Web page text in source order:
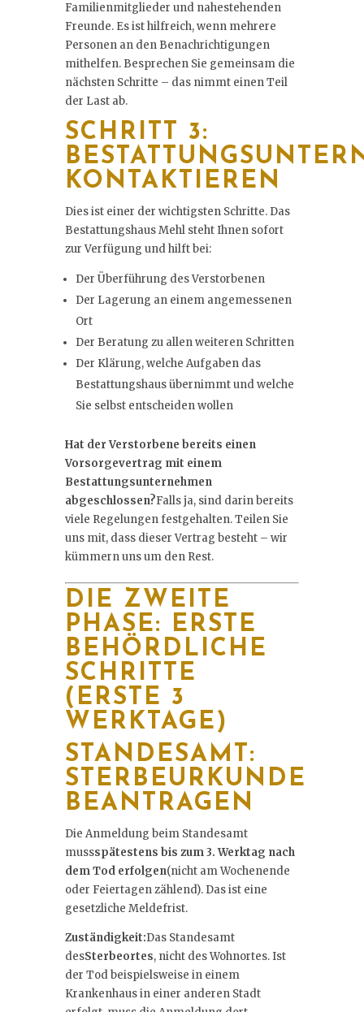
Familienmitglieder und nahestehenden
Freunde. Es ist hilfreich, wenn mehrere
Personen an den Benachrichtigungen
mithelfen. Besprechen Sie gemeinsam die
nächsten Schritte – das nimmt einen Teil
der Last ab.
SCHRITT 3:
KONTAKTIEREN
Dies ist einer der wichtigsten Schritte. Das
Bestattungshaus Mehl steht Ihnen sofort
zur Verfügung und hilft bei:
Der Überführung des Verstorbenen
Der Lagerung an einem angemessenen
Ort
Der Beratung zu allen weiteren Schritten
Der Klärung, welche Aufgaben das
Bestattungshaus übernimmt und welche
Sie selbst entscheiden wollen
Hat der Verstorbene bereits einen
Vorsorgevertrag mit einem
Bestattungsunternehmen
abgeschlossen?Falls ja, sind darin bereits
viele Regelungen festgehalten. Teilen Sie
uns mit, dass dieser Vertrag besteht – wir
kümmern uns um den Rest.
DIE ZWEITE
PHASE: ERSTE
BEHÖRDLICHE
SCHRITTE
(ERSTE 3
WERKTAGE)
STANDESAMT:
STERBEURKUNDE
BEANTRAGEN
Die Anmeldung beim Standesamt
mussspätestens bis zum 3. Werktag nach
dem Tod erfolgen(nicht am Wochenende
oder Feiertagen zählend). Das ist eine
gesetzliche Meldefrist.
Zuständigkeit:Das Standesamt
desSterbeortes, nicht des Wohnortes. Ist
der Tod beispielsweise in einem
Krankenhaus in einer anderen Stadt